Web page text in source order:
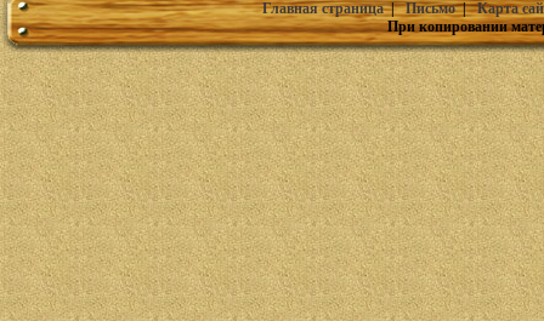
Главная страница|Письмо|Карта
При копировании